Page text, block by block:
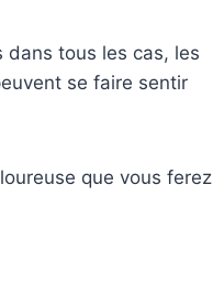
dans tous les cas, les
se faire sentir
que vous ferez